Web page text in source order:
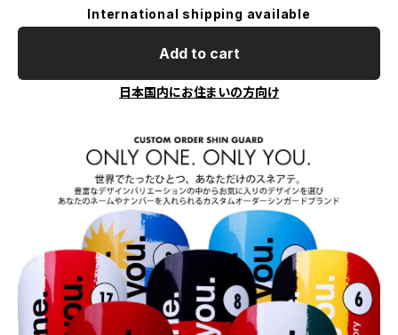
International shipping available
Add to cart
日本国内にお住まいの方向け